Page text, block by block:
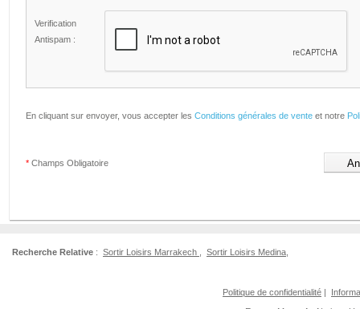
Verification
Antispam :
En cliquant sur envoyer, vous accepter les Conditions générales de vente et notre
* Champs Obligatoire
Recherche Relative : Sortir Loisirs Marrakech Sortir Loisirs Medina
Politique de confidentialité |